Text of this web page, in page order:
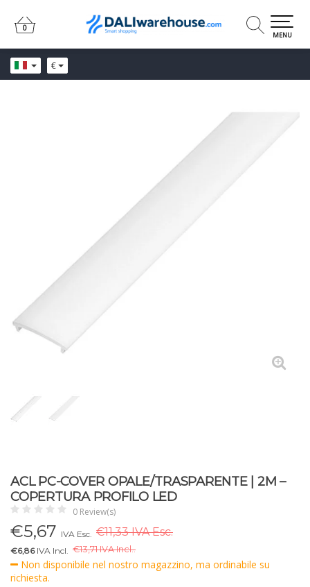
€
0
0
MENU
ACL PC-COVER OPALE/TRASPARENTE | 2M –
COPERTURA PROFILO LED
0 Review(s)
€5,67 IVA Esc. €11,33 IVA Esc.
€6,86IVA Incl. €13,71 IVA Incl..
Non disponibile nel nostro magazzino, ma ordinabile su
richiesta.